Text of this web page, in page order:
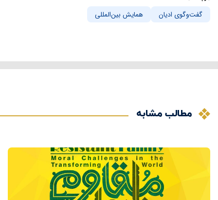
گفت‌وگوی ادیان همایش بین‌المللی
مطالب مشابه